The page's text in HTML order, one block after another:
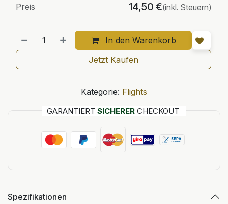
In den Warenkorb
Preis 14,50 €(inkl. Steuern)
Jetzt Kaufen
Kategorie: Flights
GARANTIERT SICHERER CHECKOUT
Spezifikationen